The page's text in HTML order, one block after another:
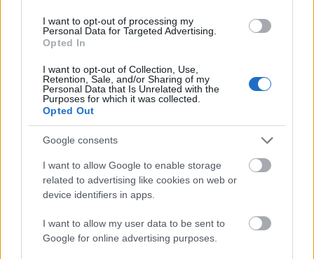
I want to opt-out of processing my
Personal Data for Targeted Advertising.
Opted In
I want to opt-out of Collection, Use,
Retention, Sale, and/or Sharing of my
Personal Data that Is Unrelated with the
Purposes for which it was collected.
Opted Out
Google consents
I want to allow Google to enable storage
related to advertising like cookies on web or
device identifiers in apps.
I want to allow my user data to be sent to
Google for online advertising purposes.
mennyiségű víz hömpölygött. A három
hónapos expedíció során a Marsról összesen
fényképet, valamint 15 komplett vegyi
elemzést továbbítottak a Földre.
2012. augusztus 6-án sikeresen szállt le a
bolygó felszínére a Curiosity (Kíváncsiság)
Mars-járó, mely 2,5 milliárd dollár
összköltségű program keretében két évig
kutat az élet nyomai után a Marson. Ez volt
az amerikai űrhivatal által végrehajtott
hivatalosan Marsi Tudományos
Laboratóriumnak nevezett rover már négy